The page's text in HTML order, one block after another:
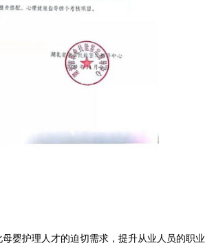
婴护理人才的迫切需求，提升从业人员的职业